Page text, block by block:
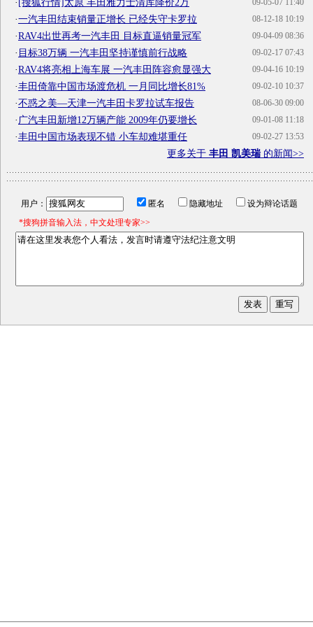
09-05-07 11:40
08-12-18 10:19
·一汽丰田结束销量正增长 已经失守卡罗拉
09-04-09 08:36
·RAV4出世再考一汽丰田 目标直逼销量冠军
09-02-17 07:43
· 目标38万辆 一汽丰田坚持谨慎前行战略
09-04-16 10:19
·RAV4将亮相上海车展 一汽丰田阵容愈显强大
09-02-10 10:37
·丰田倚靠中国市场渡危机 一月同比增长81%
08-06-30 09:00
·不惑之美—天津一汽丰田卡罗拉试车报告
09-01-08 11:18
· 广汽丰田新增12万辆产能 2009年仍要增长
09-02-27 13:53
·丰田中国市场表现不错 小车却难堪重任
更多关于 丰田 凯美瑞的新闻>>
用户： 匿名 隐藏地址
设为辩论话题
*搜狗拼音输入法，中文处理专家>>